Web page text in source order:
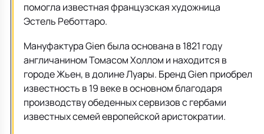
помогла известная французская художница
Эстель Реботтаро.
Мануфактура Gien была основана в 1821 году
англичанином Томасом Холлом и находится в
городе Жьен, в долине Луары. Бренд Gien приобрел
известность в 19 веке в основном благодаря
производству обеденных сервизов с гербами
известных семей европейской аристократии.